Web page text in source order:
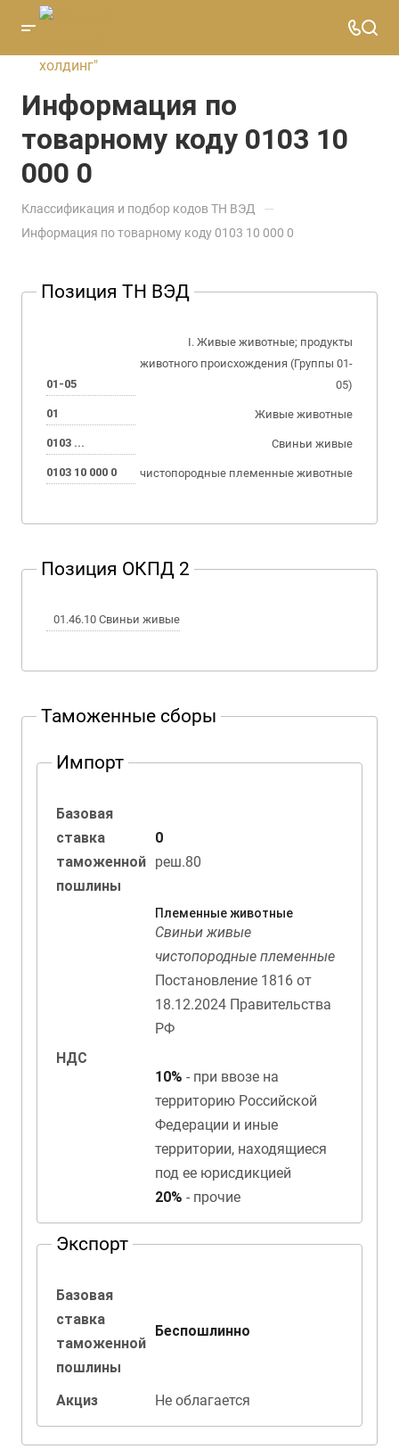
Информация по
товарному коду 0103 10
000 0
Классификация и подбор кодов ТН ВЭД —
Информация по товарному коду 0103 10 000 0
Позиция ТН ВЭД
01-05
I. Живые животные; продукты
животного происхождения (Группы 01-
05)
01 Живые животные
0103 ... Свиньи живые
0103 10 000 0 чистопородные племенные животные
Позиция ОКПД 2
01.46.10 Свиньи живые
Таможенные сборы
Импорт
Базовая
ставка
таможенной
пошлины
0
реш.80
НДС
Племенные животные
Свиньи живые
чистопородные племенные
Постановление 1816 от
18.12.2024 Правительства
РФ
10% - при ввозе на
территорию Российской
Федерации и иные
территории, находящиеся
под ее юрисдикцией
20% - прочие
Экспорт
Базовая
ставка
таможенной
пошлины
Беспошлинно
Акциз Не облагается